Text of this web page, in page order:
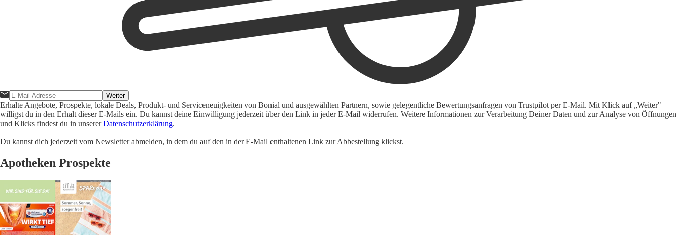
Weiter
Erhalte Angebote, Prospekte, lokale Deals, Produkt- und Serviceneuigkeiten von Bonial und ausgewählten Partnern, sowie gelegentliche Bewertungsanfragen von Trustpilot per E-Mail. Mit Klick auf „Weiter"
willigst du in den Erhalt dieser E-Mails ein. Du kannst deine Einwilligung jederzeit über den Link in jeder E-Mail widerrufen. Weitere Informationen zur Verarbeitung Deiner Daten und zur Analyse von Öffnungen
und Klicks findest du in unsererDatenschutzerklärung.
Du kannst dich jederzeit vom Newsletter abmelden, in dem du auf den in der E-Mail enthaltenen Link zur Abbestellung klickst.
Apotheken Prospekte